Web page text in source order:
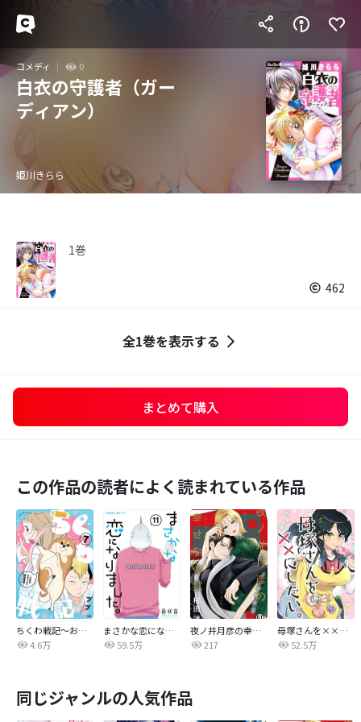
コメディ 0
白衣の守護者（ガー
ディアン）
姫川きらら
1巻
462
全1巻を表示する
まとめて購入
この作品の読者によく読まれている作品
ちくわ戦記～おれのカワイイで地球侵略～
4.6万
まさかな恋になりました。
59.5万
夜ノ井月彦の幸せな地獄
217
母塚さんを××にしたい。
52.5万
同じジャンルの人気作品